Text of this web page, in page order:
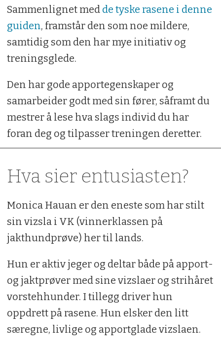
Sammenlignet med de tyske rasene i denne
guiden, framstår den som noe mildere,
samtidig som den har mye initiativ og
treningsglede.
Den har gode apportegenskaper og
samarbeider godt med sin fører, såframt du
mestrer å lese hva slags individ du har
foran deg og tilpasser treningen deretter.
Hva sier entusiasten?
Monica Hauan er den eneste som har stilt
sin vizsla i VK (vinnerklassen på
jakthundprøve) her til lands.
Hun er aktiv jeger og deltar både på apport-
og jaktprøver med sine vizslaer og strihåret
vorstehhunder. I tillegg driver hun
oppdrett på rasene. Hun elsker den litt
særegne, livlige og apportglade vizslaen.